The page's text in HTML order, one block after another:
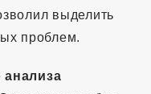
выделить
проблем.